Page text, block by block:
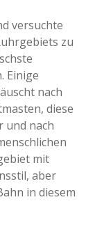
versuchte
zu
Einige
nach
diese
und nach
mit
aber
in diesem